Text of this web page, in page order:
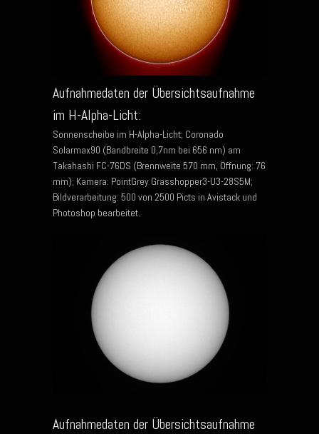
Aufnahmedaten der Übersichtsaufnahme
im H-Alpha-Licht:
Sonnenscheibe im H-Alpha-Licht; Coronado
Solarmax90 (Bandbreite 0,7nm bei 656 nm) am
Takahashi FC-76DS (Brennweite 570 mm, Öffnung: 76
mm); Kamera: PointGrey Grasshopper3-U3-28S5M;
Bildverarbeitung: 500 von 2500 Picts in Avistack und
Photoshop bearbeitet.
Aufnahmedaten der Übersichtsaufnahme